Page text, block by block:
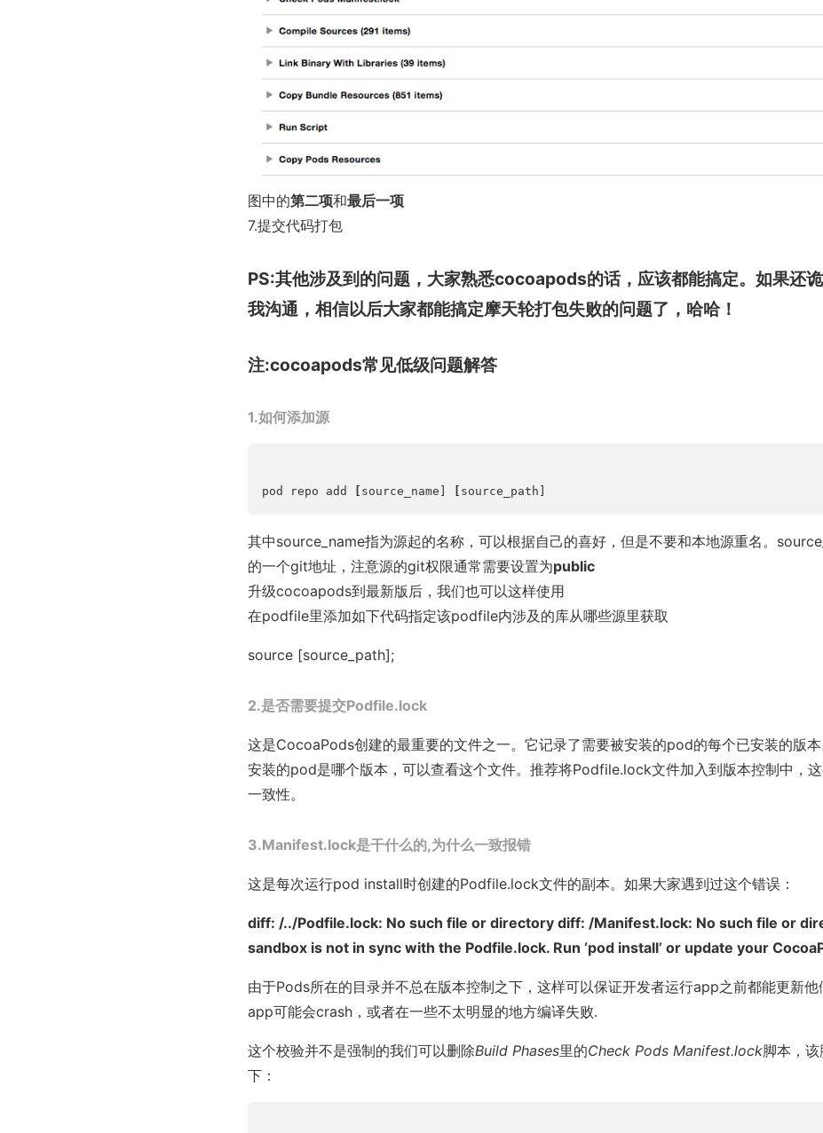
图中的第二项和最后一项
7.提交代码打包
PS:其他涉及到的问题，大家熟悉cocoapods的话，应该都能搞定。如果还
我沟通，相信以后大家都能搞定摩天轮打包失败的问题了，哈哈！
注:cocoapods常见低级问题解答
1.如何添加源
pod repo add source_name] source_path]
其中source_name指为源起的名称，可以根据自己的喜好，但是不要和本地源重名。
的一个git地址，注意源的git权限通常需要设置为public
升级cocoapods到最新版后，我们也可以这样使用
在podfile里添加如下代码指定该podfile内涉及的库从哪些源里获取
source [source_path];
2.是否需要提交Podfile.lock
这是CocoaPods创建的最重要的文件之一。它记录了需要被安装的pod的每个已安装的版
安装的pod是哪个版本，可以查看这个文件。推荐将Podfile.lock文件加入到版本控制中，
一致性。
3.Manifest.lock是干什么的,为什么一致报错
这是每次运行pod install时创建的Podfile.lock文件的副本。如果大家遇到过这个错误：
diff: /../Podfile.lock: No such file or directory diff: /Manifest.lock: No such file or
sandbox is not in sync with the Podfile.lock. Run ‘pod install’ or update your
由于Pods所在的目录并不总在版本控制之下，这样可以保证开发者运行app之前都能更新
app可能会crash，或者在一些不太明显的地方编译失败.
这个校验并不是强制的我们可以删除Build Phases里的Check Pods Manifest.lock脚本，
下：